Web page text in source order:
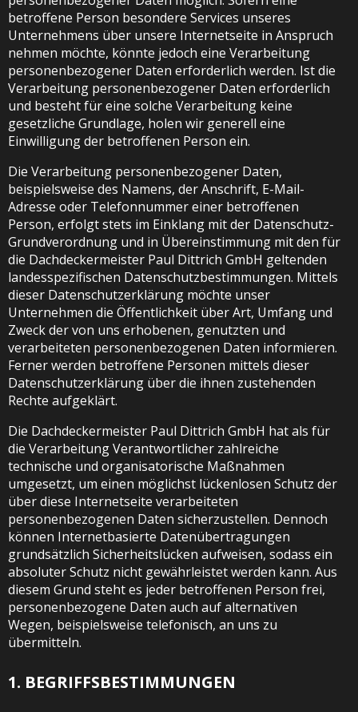
betroffene Person besondere Services unseres
Unternehmens über unsere Internetseite in Anspruch
nehmen möchte, könnte jedoch eine Verarbeitung
personenbezogener Daten erforderlich werden. Ist die
Verarbeitung personenbezogener Daten erforderlich
und besteht für eine solche Verarbeitung keine
gesetzliche Grundlage, holen wir generell eine
Einwilligung der betroffenen Person ein.
Die Verarbeitung personenbezogener Daten,
beispielsweise des Namens, der Anschrift, E-Mail-
Adresse oder Telefonnummer einer betroffenen
Person, erfolgt stets im Einklang mit der Datenschutz-
Grundverordnung und in Übereinstimmung mit den für
die Dachdeckermeister Paul Dittrich GmbH geltenden
landesspezifischen Datenschutzbestimmungen. Mittels
dieser Datenschutzerklärung möchte unser
Unternehmen die Öffentlichkeit über Art, Umfang und
Zweck der von uns erhobenen, genutzten und
verarbeiteten personenbezogenen Daten informieren.
Ferner werden betroffene Personen mittels dieser
Datenschutzerklärung über die ihnen zustehenden
Rechte aufgeklärt.
Die Dachdeckermeister Paul Dittrich GmbH hat als für
die Verarbeitung Verantwortlicher zahlreiche
technische und organisatorische Maßnahmen
umgesetzt, um einen möglichst lückenlosen Schutz der
über diese Internetseite verarbeiteten
personenbezogenen Daten sicherzustellen. Dennoch
können Internetbasierte Datenübertragungen
grundsätzlich Sicherheitslücken aufweisen, sodass ein
absoluter Schutz nicht gewährleistet werden kann. Aus
diesem Grund steht es jeder betroffenen Person frei,
personenbezogene Daten auch auf alternativen
Wegen, beispielsweise telefonisch, an uns zu
übermitteln.
1. BEGRIFFSBESTIMMUNGEN